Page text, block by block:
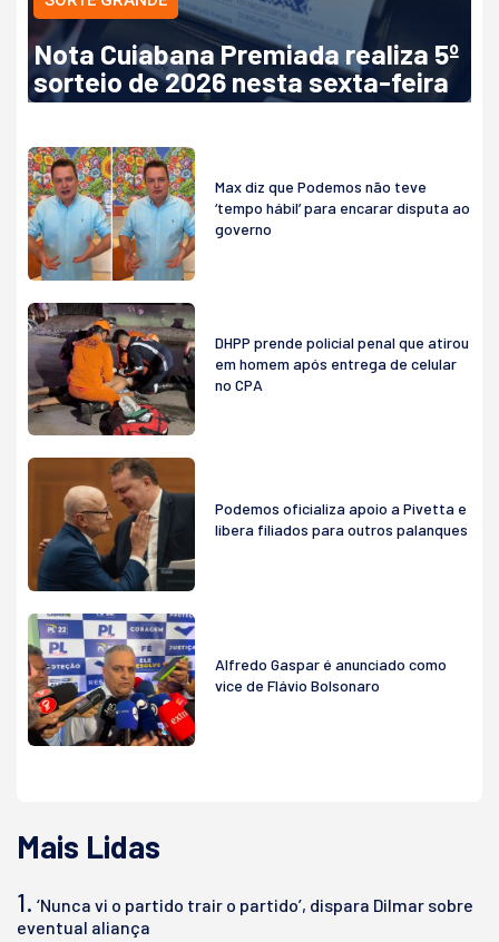
Nota Cuiabana Premiada realiza 5º
sorteio de 2026 nesta sexta-feira
Max diz que Podemos não teve
‘tempo hábil’ para encarar disputa ao
governo
DHPP prende policial penal que atirou
em homem após entrega de celular
no CPA
Podemos oficializa apoio a Pivetta e
libera filiados para outros palanques
Alfredo Gaspar é anunciado como
vice de Flávio Bolsonaro
Mais Lidas
1. ‘Nunca vi o partido trair o partido’, dispara Dilmar sobre
eventual aliança